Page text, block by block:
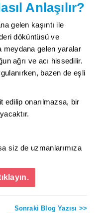
Anlaşılır?
gelen kaşıntı ile
döküntüsü ve
meydana gelen yaralar
ağrı ve acı hissedilir.
bazen de eşli
edilip onarılmazsa, bir
siz de uzmanlarımıza
Sonraki Blog Yazısı >>